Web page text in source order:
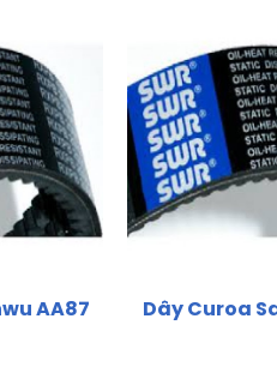
AA87 Dây Curoa